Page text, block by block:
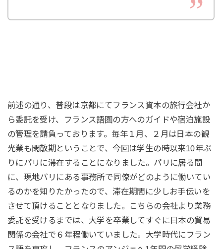
前述の通り、普段は京都にてフランス資本の旅行会社か
ら委託を受け、フランス語圏の方へのガイドや宿泊施設
の管理を請負っております。毎年１月、２月は日本の観
光業も閑散期ということで、今回は学生の時以来10年ぶ
りにパリに滞在することになりました。パリに居る間
に、現地パリにある事務所で同僚がどのように働いてい
るのかを知りたかったので、滞在期間に少しお手伝いを
させて頂けることとなりました。こちらの会社より業務
委託を受けるまでは、大学を卒業してすぐに日本の貿易
関係の会社で６年程働いていました。大学時代にフラン